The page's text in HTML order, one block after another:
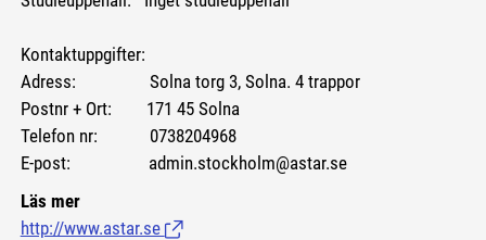
Kontaktuppgifter:
Adress: Solna torg 3, Solna. 4 trappor
Postnr + Ort: 171 45 Solna
Telefon nr: 0738204968
E-post: admin.stockholm@astar.se
Läs mer
http://www.astar.se (Länk till extern sida.)